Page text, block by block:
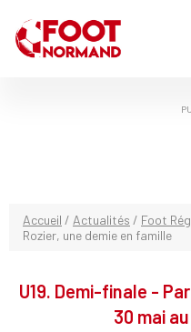
Accueil / Actualités / Foot
Rozier, une demie en famille
U19. Demi-finale -
30 mai